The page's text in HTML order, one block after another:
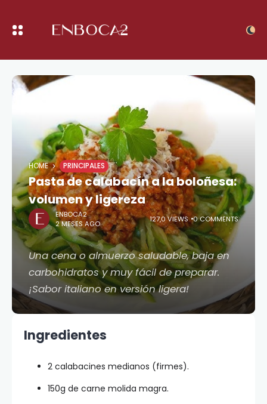
HOME PRINCIPALES
Pasta de calabacín a la boloñesa:
volumen y ligereza
ENBOCA2
2 MESES AGO
127,0 VIEWS 0 COMMENTS
Una cena o almuerzo saludable, baja en
carbohidratos y muy fácil de preparar.
¡Sabor italiano en versión ligera!
Ingredientes
2 calabacines medianos (firmes).
150g de carne molida magra.